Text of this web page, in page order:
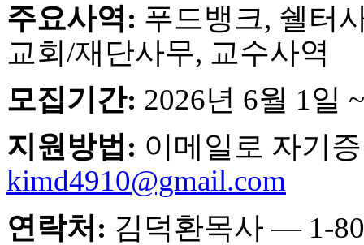
릴
지
구
발
기
전
료
임
심
주요사역: 푸드뱅크, 쉘터
교회/재단사무, 교수사역
모집기간: 2026년 6월 1일
지원방법: 이메일로 자기
kimd4910@gmail.com
연락처: 김덕환목사 — 1-